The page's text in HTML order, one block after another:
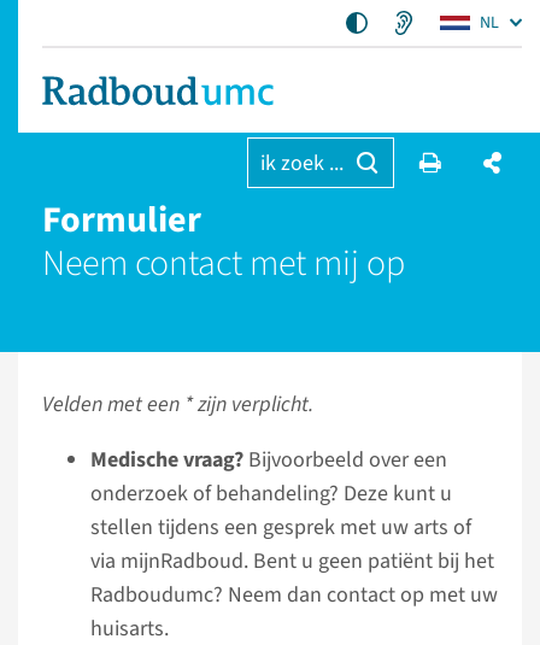
NL
ik zoek ...
Formulier
Neem contact met mij op
Velden met een * zijn verplicht.
Medische vraag? Bijvoorbeeld over een
onderzoek of behandeling? Deze kunt u
stellen tijdens een gesprek met uw arts of
via mijnRadboud. Bent u geen patiënt bij het
Radboudumc? Neem dan contact op met uw
huisarts.